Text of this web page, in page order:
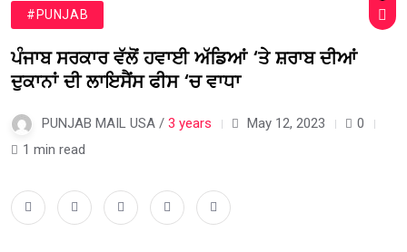
#PUNJAB
ਪੰਜਾਬ ਸਰਕਾਰ ਵੱਲੋਂ ਹਵਾਈ ਅੱਡਿਆਂ ‘ਤੇ ਸ਼ਰਾਬ ਦੀਆਂ
ਦੁਕਾਨਾਂ ਦੀ ਲਾਇਸੈਂਸ ਫੀਸ ‘ਚ ਵਾਧਾ
PUNJAB MAIL USA / 3 years May 12, 2023
0
1 min read